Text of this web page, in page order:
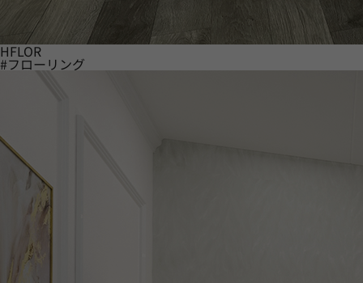
HFLOR
#フローリング